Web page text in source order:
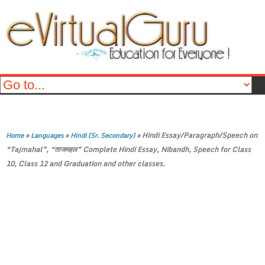
Home»Languages»Hindi (Sr. Secondary)»Hindi Essay/Paragraph/Speech on
“Tajmahal”, “ताजमहल” Complete Hindi Essay, Nibandh, Speech for Class
10, Class 12 and Graduation and other classes.